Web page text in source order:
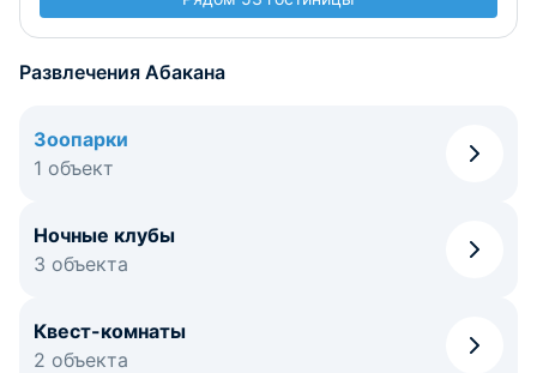
Развлечения Абакана
Зоопарки
1 объект
Ночные клубы
3 объекта
Квест-комнаты
2 объекта